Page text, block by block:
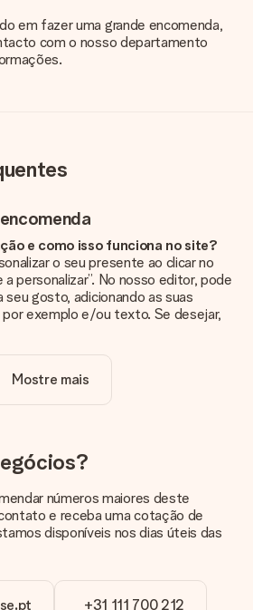
em fazer uma grande encomenda,
com o nosso departamento
e como isso funciona no site?
o seu presente ao clicar no
personalizar”. No nosso editor, pode
gosto, adicionando as suas
exemplo e/ou texto. Se desejar,
incluída no preço?
no site já inclui a personalização do
de que estás completamente
Por isso, é importante que
imagem, contacta a nossa equipa de
a tua fotografia juntamente com o
em encomendar. Eles podem
para ti!
enviar as minhas fotografias?
Mostre mais
números maiores deste
e receba uma cotação de
disponíveis nos dias úteis das
+31 111 700 212